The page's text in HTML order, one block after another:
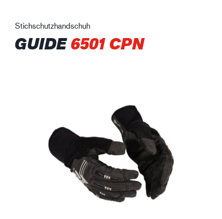
Stichschutzhandschuh
GUIDE6501 CPN